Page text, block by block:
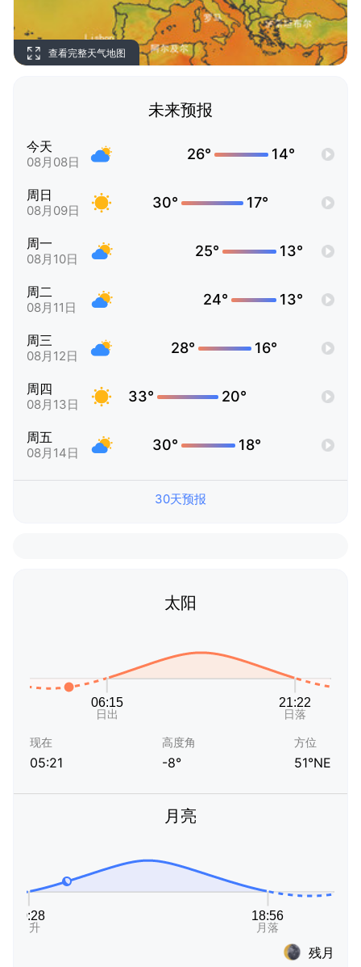
查看完整天气地图
未来预报
今天
08月08日 26° 14°
周日
08月09日 30° 17°
周一
08月10日 25° 13°
周二
08月11日 24° 13°
周三
08月12日 28° 16°
周四
08月13日 33° 20°
周五
08月14日 30° 18°
30天预报
太阳
现在
05:21
高度角
-8°
方位
51°NE
月亮
残月